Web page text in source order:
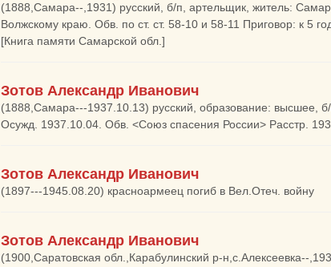
(1888,Самара--,1931) русский, б/п, артельщик, житель:
Волжскому краю. Обв. по ст. ст. 58-10 и 58-11 Приговор: к 5
[Книга памяти Самарской обл.]
Зотов Александр Иванович
(1888,Самара---1937.10.13) русский, образование: высшее,
Осужд. 1937.10.04. Обв. <Союз спасения России> Расстр.
Зотов Александр Иванович
(1897---1945.08.20) красноармеец погиб в Вел.Отеч. войну
Зотов Александр Иванович
(1900,Саратовская обл.,Карабулинский р-н,с.Алексеевка--